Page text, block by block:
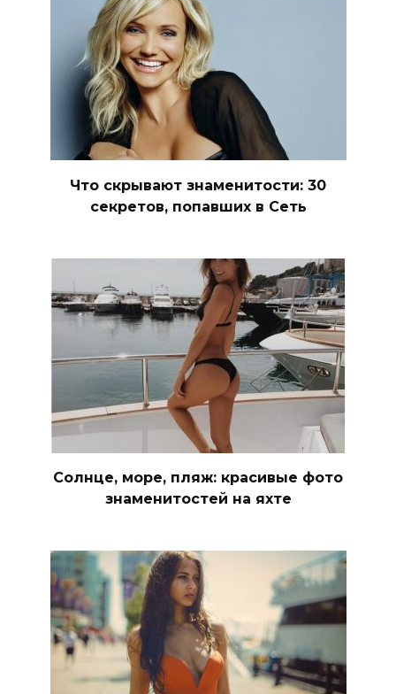
Что скрывают знаменитости: 30
секретов, попавших в Сеть
Солнце, море, пляж: красивые фото
знаменитостей на яхте